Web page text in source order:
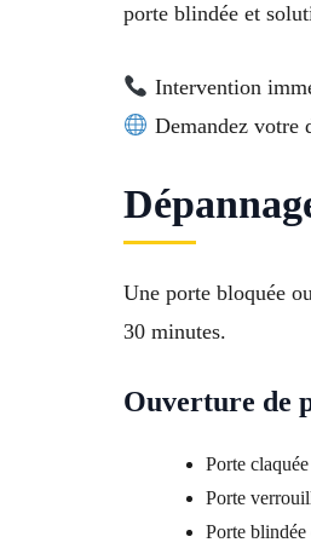
porte blindée et
Intervention
Demandez votre
Une porte bloquée
30 minutes.
Ouverture de
Porte
Porte
Porte blindée